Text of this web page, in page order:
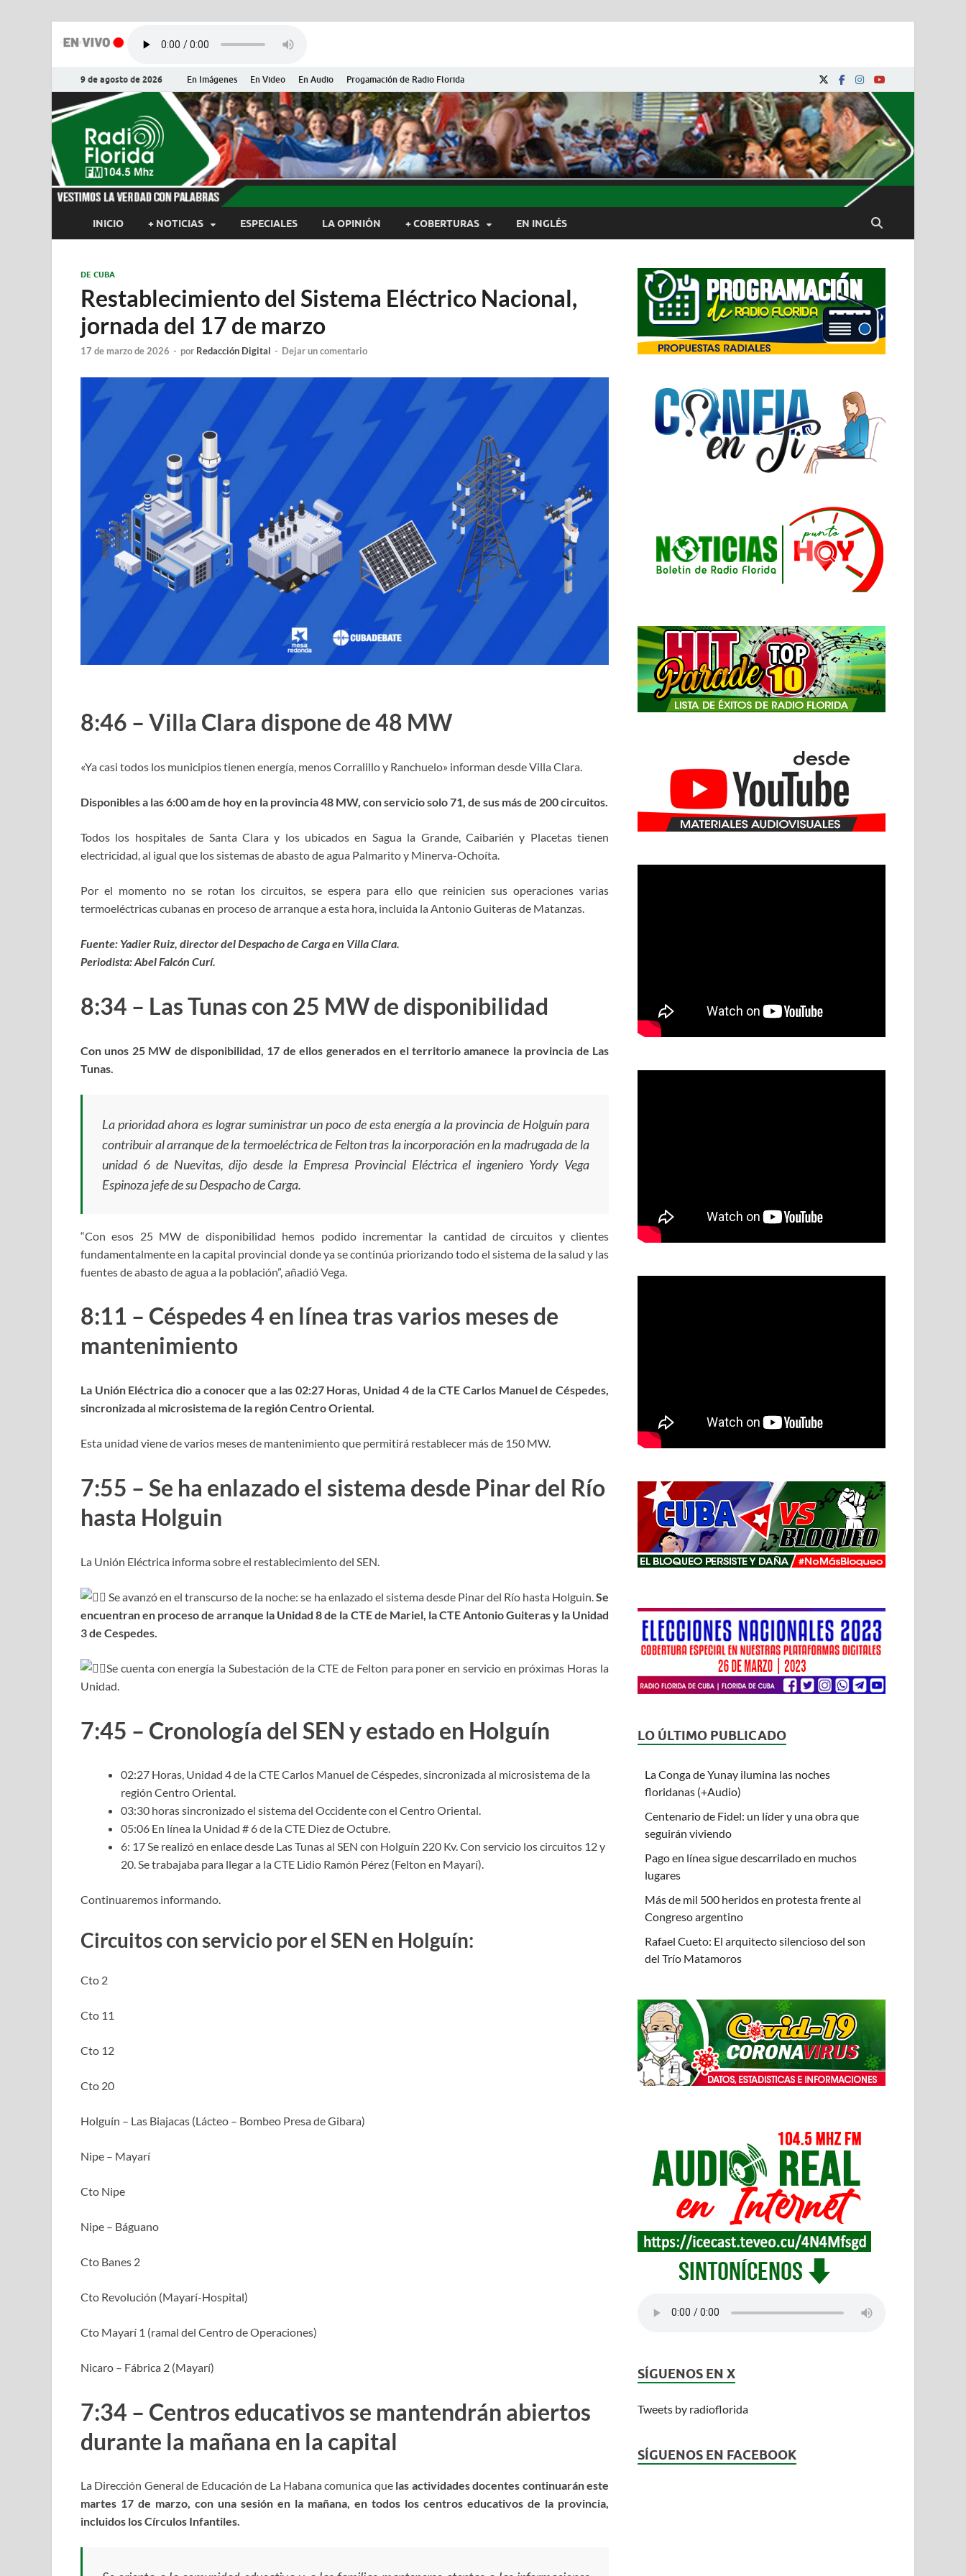
9 de agosto de 2026 En Imágenes En Video En Audio Progamación de Radio Florida
Radio Florida de Cuba
Noticias y Actualidades de Florida, Camagüey, Cuba
INICIO + NOTICIAS ESPECIALES LA OPINIÓN + COBERTURAS EN INGLÉS
DE CUBA
Restablecimiento del Sistema Eléctrico Nacional,
jornada del 17 de marzo
17 de marzo de 2026 - por Redacción Digital - Dejar un comentario
8:46 – Villa Clara dispone de 48 MW
«Ya casi todos los municipios tienen energía, menos Corralillo y Ranchuelo» informan desde Villa Clara.
Disponibles a las 6:00 am de hoy en la provincia 48 MW, con servicio solo 71, de sus más de 200 circuitos.
Todos los hospitales de Santa Clara y los ubicados en Sagua la Grande, Caibarién y Placetas tienen
electricidad, al igual que los sistemas de abasto de agua Palmarito y Minerva-Ochoíta.
Por el momento no se rotan los circuitos, se espera para ello que reinicien sus operaciones varias
termoeléctricas cubanas en proceso de arranque a esta hora, incluida la Antonio Guiteras de Matanzas.
Fuente: Yadier Ruiz, director del Despacho de Carga en Villa Clara.
Periodista: Abel Falcón Curí.
8:34 – Las Tunas con 25 MW de disponibilidad
Con unos 25 MW de disponibilidad, 17 de ellos generados en el territorio amanece la provincia de Las
Tunas.
La prioridad ahora es lograr suministrar un poco de esta energía a la provincia de Holguín para
contribuir al arranque de la termoeléctrica de Felton tras la incorporación en la madrugada de la
unidad 6 de Nuevitas, dijo desde la Empresa Provincial Eléctrica el ingeniero Yordy Vega
Espinoza jefe de su Despacho de Carga.
“Con esos 25 MW de disponibilidad hemos podido incrementar la cantidad de circuitos y clientes
fundamentalmente en la capital provincial donde ya se continúa priorizando todo el sistema de la salud y las
fuentes de abasto de agua a la población”, añadió Vega.
8:11 – Céspedes 4 en línea tras varios meses de
mantenimiento
La Unión Eléctrica dio a conocer que a las 02:27 Horas, Unidad 4 de la CTE Carlos Manuel de Céspedes,
sincronizada al microsistema de la región Centro Oriental.
Esta unidad viene de varios meses de mantenimiento que permitirá restablecer más de 150 MW.
7:55 – Se ha enlazado el sistema desde Pinar del Río
hasta Holguin
La Unión Eléctrica informa sobre el restablecimiento del SEN.
Se avanzó en el transcurso de la noche: se ha enlazado el sistema desde Pinar del Río hasta Holguin. Se
encuentran en proceso de arranque la Unidad 8 de la CTE de Mariel, la CTE Antonio Guiteras y la Unidad
3 de Cespedes.
Se cuenta con energía la Subestación de la CTE de Felton para poner en servicio en próximas Horas la
Unidad.
7:45 – Cronología del SEN y estado en Holguín
02:27 Horas, Unidad 4 de la CTE Carlos Manuel de Céspedes, sincronizada al microsistema de la
región Centro Oriental.
03:30 horas sincronizado el sistema del Occidente con el Centro Oriental.
05:06 En línea la Unidad # 6 de la CTE Diez de Octubre.
6: 17 Se realizó en enlace desde Las Tunas al SEN con Holguín 220 Kv. Con servicio los circuitos 12 y
20. Se trabajaba para llegar a la CTE Lidio Ramón Pérez (Felton en Mayarí).
Continuaremos informando.
Circuitos con servicio por el SEN en Holguín:
Cto 2
Cto 11
Cto 12
Cto 20
Holguín – Las Biajacas (Lácteo – Bombeo Presa de Gibara)
Nipe – Mayarí
Cto Nipe
Nipe – Báguano
Cto Banes 2
Cto Revolución (Mayarí-Hospital)
Cto Mayarí 1 (ramal del Centro de Operaciones)
Nicaro – Fábrica 2 (Mayarí)
7:34 – Centros educativos se mantendrán abiertos
durante la mañana en la capital
La Dirección General de Educación de La Habana comunica que las actividades docentes continuarán este
martes 17 de marzo, con una sesión en la mañana, en todos los centros educativos de la provincia,
incluidos los Círculos Infantiles.
LO ÚLTIMO PUBLICADO
La Conga de Yunay ilumina las noches
floridanas (+Audio)
Centenario de Fidel: un líder y una obra que
seguirán viviendo
Pago en línea sigue descarrilado en muchos
lugares
Más de mil 500 heridos en protesta frente al
Congreso argentino
Rafael Cueto: El arquitecto silencioso del son
del Trío Matamoros
SÍGUENOS EN X
Tweets by radioflorida
SÍGUENOS EN FACEBOOK